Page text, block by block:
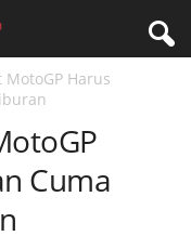
Harus
Cuma